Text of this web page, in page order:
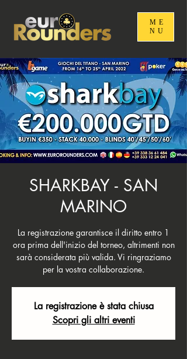
ME
NU
SHARKBAY - SAN
MARINO
La registrazione garantisce il diritto entro 1
ora prima dell'inizio del torneo, altrimenti non
sarà considerata più valida. Vi ringraziamo
per la vostra collaborazione.
La registrazione è stata chiusa
Scopri gli altri eventi